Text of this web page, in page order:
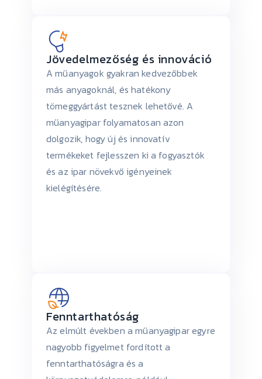
Jövedelmezőség és innováció
A műanyagok gyakran kedvezőbbek
más anyagoknál, és hatékony
tömeggyártást tesznek lehetővé. A
műanyagipar folyamatosan azon
dolgozik, hogy új és innovatív
termékeket fejlesszen ki a fogyasztók
és az ipar növekvő igényeinek
kielégítésére.
Fenntarthatóság
Az elmúlt években a műanyagipar egyre
nagyobb figyelmet fordított a
fenntarthatóságra és a